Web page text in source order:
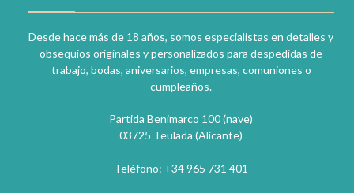
Desde hace más de 18 años, somos especialistas en detalles y
obsequios originales y personalizados para despedidas de
trabajo, bodas, aniversarios, empresas, comuniones o
cumpleaños.
Partida Benimarco 100 (nave)
03725 Teulada (Alicante)
Teléfono: +34 965 731 401